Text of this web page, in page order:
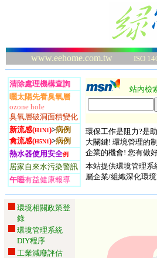
www.eehome.com.tw ISO
清除處理機構查詢
曬太陽先看臭氧層
ozone hole
臭氧層破洞面積變化
新流感(H1N1)>病例
禽流感(H5N1)>病例
熱水器使用安全例
居家自來水污染警訊
午睡有益健康報導
站內檢
環保工作是阻力?是
大關鍵! 環境管理的
企業的機會! 您有做
本站提供環境管理系
屬企業/組織深化環
環境相關政策登
錄
環境管理系統
DIY程序
工業減廢評估